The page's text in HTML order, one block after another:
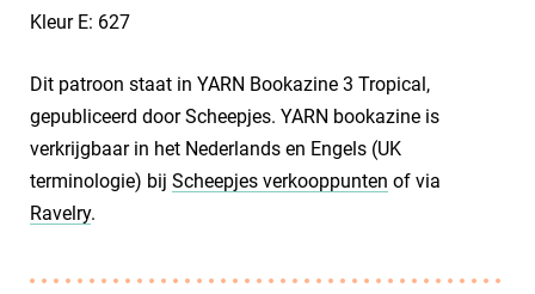
Kleur E: 627
Dit patroon staat in YARN Bookazine 3 Tropical,
gepubliceerd door Scheepjes. YARN bookazine is
verkrijgbaar in het Nederlands en Engels (UK
terminologie) bij Scheepjes verkooppunten of via
Ravelry.